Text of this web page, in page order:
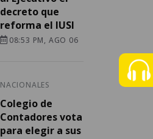
decreto que
reforma el IUSI
08:53 PM, AGO 06
NACIONALES
Colegio de
Contadores vota
para elegir a sus